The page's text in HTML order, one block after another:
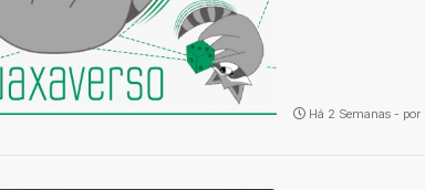
Há 2 Semanas - por